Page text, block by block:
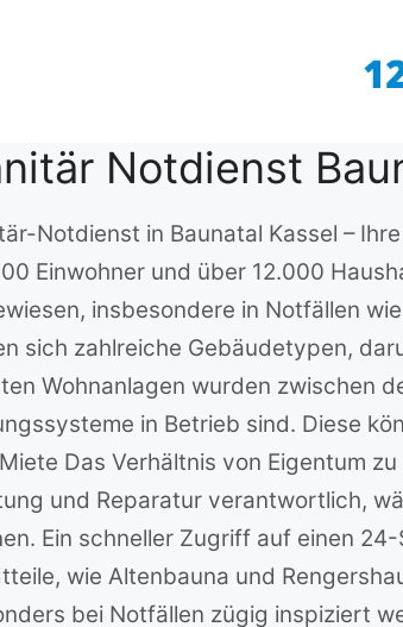
Notdienst
Notdienst in Baunatal Kassel –
Einwohner und über 12.000
insbesondere in Notfällen
sich zahlreiche Gebäudetypen,
Wohnanlagen wurden zwischen
in Betrieb sind. Diese
Das Verhältnis von Eigentum
und Reparatur verantwortlich,
Ein schneller Zugriff auf einen
wie Altenbauna und
bei Notfällen zügig inspiziert